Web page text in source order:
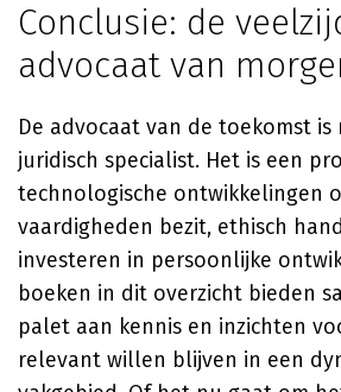
Conclusie: de
advocaat van
De advocaat van de toekomst is
juridisch specialist. Het is een
technologische ontwikkelingen
vaardigheden bezit, ethisch
investeren in persoonlijke
boeken in dit overzicht bieden
palet aan kennis en inzichten
relevant willen blijven in een